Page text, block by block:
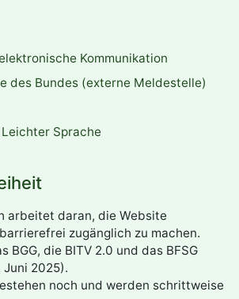
Kommunikation
des Bundes (externe Meldestelle)
Sprache
arbeitet daran, die Website
zugänglich zu machen.
BGG, die BITV 2.0 und das BFSG
2025).
noch und werden schrittweise